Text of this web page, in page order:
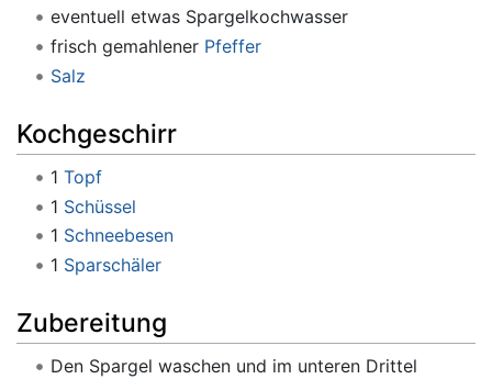
eventuell etwas Spargelkochwasser
frisch gemahlener Pfeffer
Salz
Kochgeschirr
1 Topf
1 Schüssel
1 Schneebesen
1 Sparschäler
Zubereitung
Den Spargel waschen und im unteren Drittel